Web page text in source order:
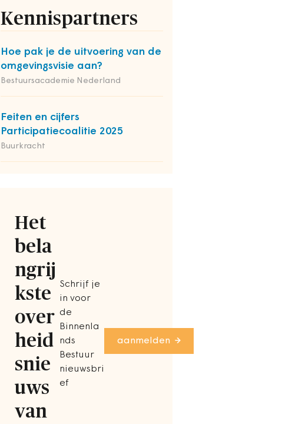
Kennispartners
Hoe pak je de uitvoering van de
omgevingsvisie aan?
Bestuursacademie Nederland
Feiten en cijfers
Participatiecoalitie 2025
Buurkracht
Het
bela
ngrij
kste
over
heid
snie
uws
van
Schrijf je
in voor
de
Binnenla
nds
Bestuur
nieuwsbri
ef
aanmelden